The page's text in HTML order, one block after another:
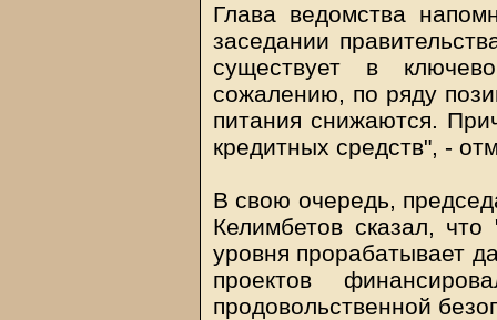
Глава ведомства
заседании
существует в
сожалению, по ряду
питания снижаются.
кредитных средств", -
В свою очередь,
Келимбетов сказал,
уровня прорабатывает
проектов
продовольственной